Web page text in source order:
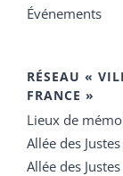
Événements
RÉSEAU «
FRANCE »
Lieux de
Allée des
Allée des